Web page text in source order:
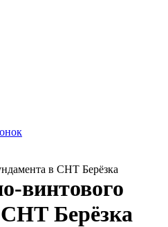
в СНТ Берёзка
винтового
Берёзка